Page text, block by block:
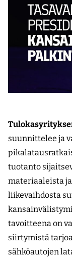
suunnittelee ja
tuotanto
materiaaleista
liikevaihdosta
tavoitteena on
siirtymistä
sähköautojen